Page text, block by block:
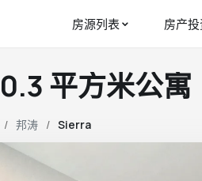
房源列表 房产
平方米公寓
邦涛 Sierra